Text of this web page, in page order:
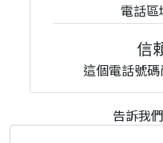
電話區
信
這個電話號
告訴我